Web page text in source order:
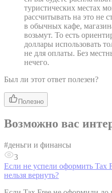
туристических местах
рассчитывать на это не
в обычных кафе,
возьмут. То есть
доллары использовать
не для оплаты. Без
нечего.
Был ли этот ответ полезен?
Полезно
Возможно вас
#деньги и финансы
3
Если не успели оформить Tax
нельзя вернуть?